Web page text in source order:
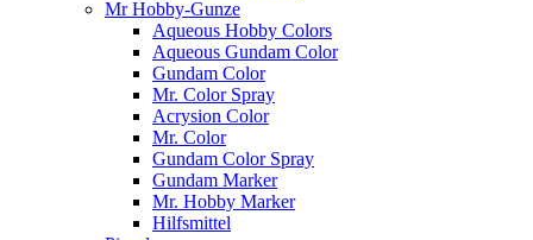
Mr Hobby-Gunze
Aqueous Hobby Colors
Aqueous Gundam Color
Gundam Color
Mr. Color Spray
Acrysion Color
Mr. Color
Gundam Color Spray
Gundam Marker
Mr. Hobby Marker
Hilfsmittel